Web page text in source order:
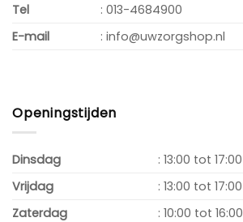
Tel
: 013-4684900
E-mail
: info@uwzorgshop.nl
Openingstijden
Dinsdag
: 13:00 tot 17:00
Vrijdag
: 13:00 tot 17:00
Zaterdag
: 10:00 tot 16:00